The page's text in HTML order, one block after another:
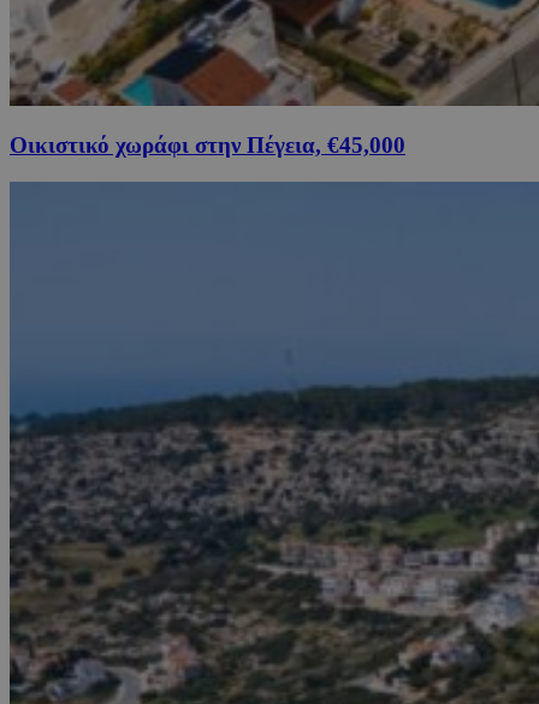
Οικιστικό χωράφι στην Πέγεια, €45,000